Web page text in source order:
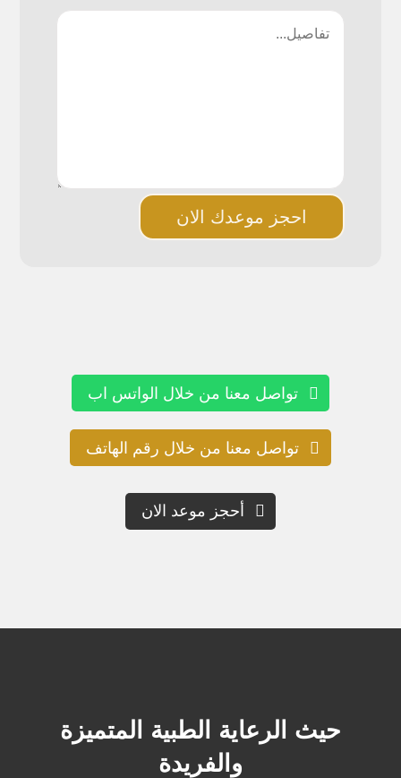
احجز موعدك الان
تواصل معنا من خلال الواتس اب
تواصل معنا من خلال رقم الهاتف
أحجز موعد الان
حيث الرعاية الطبية المتميزة
والفريدة